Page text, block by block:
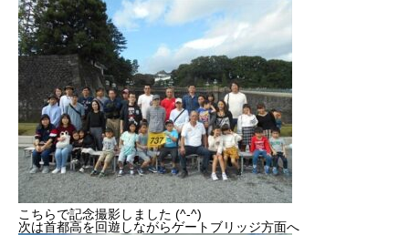
こちらで記念撮影しました (^-^)
次は首都高を回遊しながらゲートブリッジ方面へ